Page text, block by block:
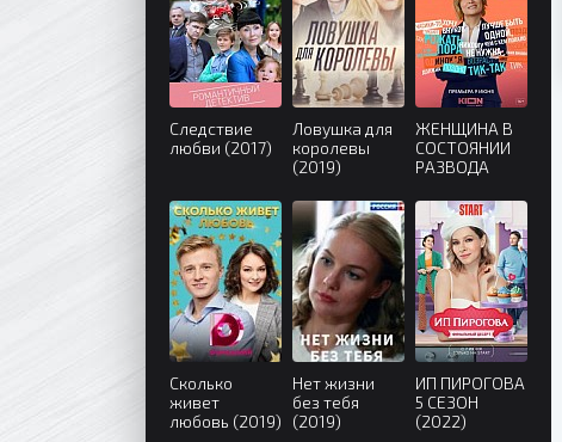
Следствие
любви (2017)
Ловушка для
королевы
(2019)
ЖЕНЩИНА В
СОСТОЯНИИ
РАЗВОДА
Сколько
живет
любовь (2019)
Нет жизни
без тебя
(2019)
ИП ПИРОГОВА
5 СЕЗОН
(2022)